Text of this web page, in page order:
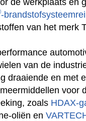
-
van het merk
van de
draaiende en met
voor
zoals HDAX-
oliën en